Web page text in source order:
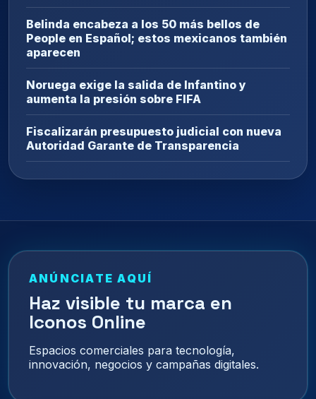
Belinda encabeza a los 50 más bellos de
People en Español; estos mexicanos también
aparecen
Noruega exige la salida de Infantino y
aumenta la presión sobre FIFA
Fiscalizarán presupuesto judicial con nueva
Autoridad Garante de Transparencia
ANÚNCIATE AQUÍ
Haz visible tu marca en
Iconos Online
Espacios comerciales para tecnología,
innovación, negocios y campañas digitales.